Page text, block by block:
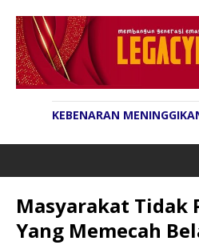
KEBENARAN
Masyarakat Tidak
Yang Memecah